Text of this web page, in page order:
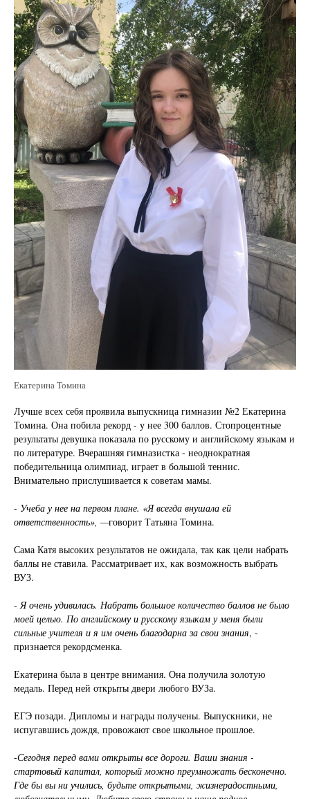
Екатерина Томина
Лучше всех себя проявила выпускница гимназии №2 Екатерина
Томина. Она побила рекорд - у нее 300 баллов. Стопроцентные
результаты девушка показала по русскому и английскому языкам и
по литературе. Вчерашняя гимназистка - неоднократная
победительница олимпиад, играет в большой теннис.
Внимательно прислушивается к советам мамы.
- Учеба у нее на первом плане. «Я всегда внушала ей
ответственность», —говорит Татьяна Томина.
Сама Катя высоких результатов не ожидала, так как цели набрать
баллы не ставила. Рассматривает их, как возможность выбрать
ВУЗ.
- Я очень удивилась. Набрать большое количество баллов не было
моей целью. По английскому и русскому языкам у меня были
сильные учителя и я им очень благодарна за свои знания, -
признается рекордсменка.
Екатерина была в центре внимания. Она получила золотую
медаль. Перед ней открыты двери любого ВУЗа.
ЕГЭ позади. Дипломы и награды получены. Выпускники, не
испугавшись дождя, провожают свое школьное прошлое.
-Сегодня перед вами открыты все дороги. Ваши знания -
стартовый капитал, который можно преумножать бесконечно.
Где бы вы ни учились, будьте открытыми, жизнерадостными,